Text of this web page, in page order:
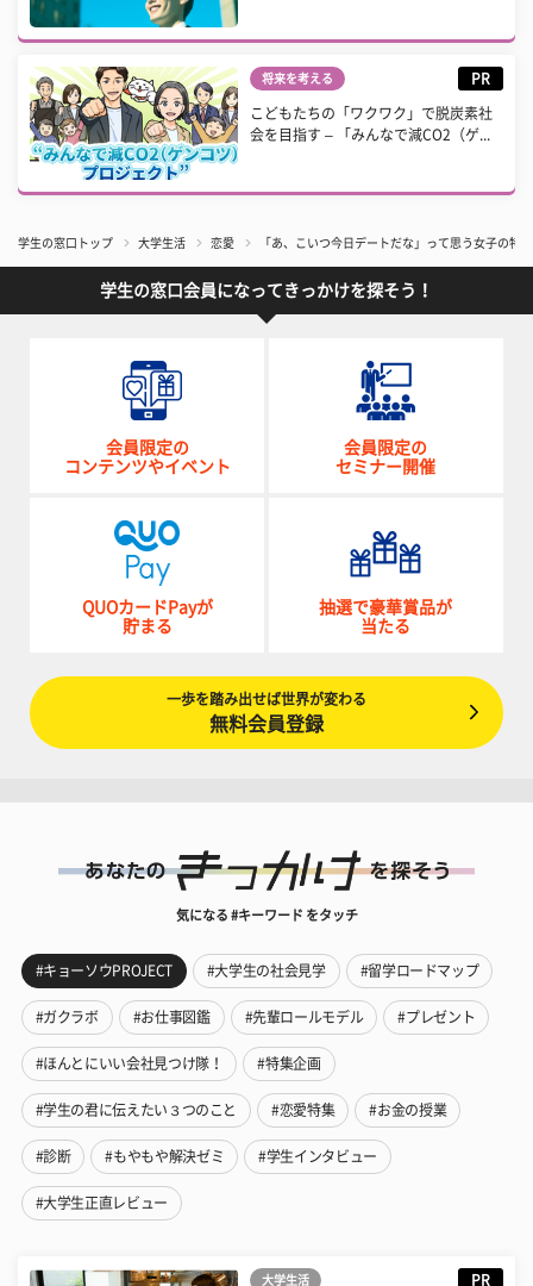
将来を考える PR
こどもたちの「ワクワク」で脱炭素社
会を目指す – 「みんなで減CO2（ゲ...
学生の窓口トップ 大学生活 恋愛 「あ、こいつ今日デートだな」って思う女子の特
学生の窓口会員になってきっかけを探そう！
会員限定の
コンテンツやイベント
会員限定の
セミナー開催
QUOカードPayが
貯まる
抽選で豪華賞品が
当たる
一歩を踏み出せば世界が変わる
無料会員登録
気になる #キーワード をタッチ
#キョーソウPROJECT #大学生の社会見学 #留学ロードマップ
#ガクラボ #お仕事図鑑 #先輩ロールモデル #プレゼント
#ほんとにいい会社見つけ隊！ #特集企画
#学生の君に伝えたい３つのこと #恋愛特集 #お金の授業
#診断 #もやもや解決ゼミ #学生インタビュー
#大学生正直レビュー
大学生活 PR